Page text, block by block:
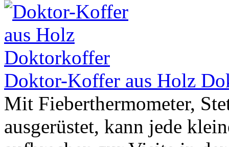
Doktor-Koffer aus Holz
Mit Fieberthermometer,
ausgerüstet, kann jede